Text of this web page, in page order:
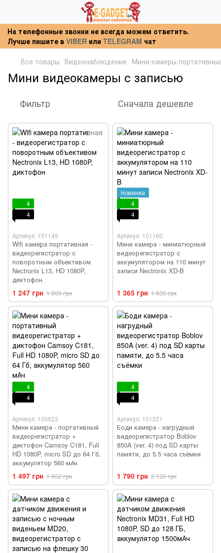
На телефонные звонки не всегда можем ответить.
Лучше пишите в VIBER или TELEGRAM чат
Все товары Видеонаблюдение Мини камеры
Мини видеокамеры с записью
Фильтр Сначала дешевле
4
4
Артикул: 101149
Wifi камера портативная -
видеорегистратор с
поворотным объективом
Nectronix L13, HD 1080P,
диктофон
1 247 грн 1 500 грн
Новинка
4
4
Артикул: 101160
Мини камера - миниатюрный
видеорегистратор с
аккумулятором на 110 минут
записи Nectronix XD-B
1 365 грн 1 630 грн
4
4
Артикул: 100623
Мини камера - портативный
видеорегистратор +
диктофон Camsoy C181, Full
HD 1080P, micro SD до 64 Гб,
аккумулятор 560 мАч
1 497 грн 1 902 грн
4
4
Артикул: 101221
Боди камера - нагрудный
видеорегистратор Boblov
850A (ver. 4) под SD карты
памяти, до 5.5 часа съёмки
1 790 грн 2 130 грн